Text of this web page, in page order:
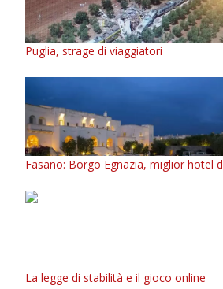
Puglia, strage di viaggiatori
Fasano: Borgo Egnazia, miglior hotel
La legge di stabilità e il gioco online